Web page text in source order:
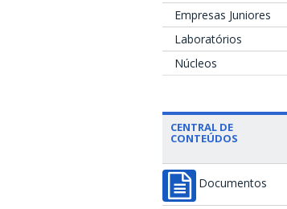
Empresas Juniores
Laboratórios
Núcleos
CENTRAL DE
CONTEÚDOS
Documentos